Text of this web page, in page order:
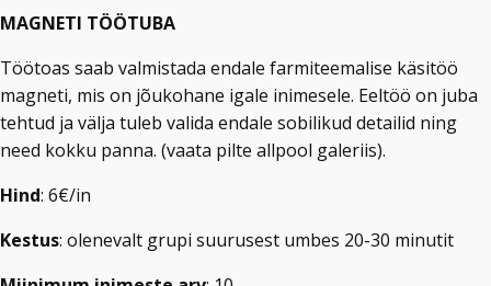
MAGNETI TÖÖTUBA
Töötoas saab valmistada endale farmiteemalise käsitöö
magneti, mis on jõukohane igale inimesele. Eeltöö on juba
tehtud ja välja tuleb valida endale sobilikud detailid ning
need kokku panna. (vaata pilte allpool galeriis).
Hind: 6€/in
Kestus: olenevalt grupi suurusest umbes 20-30 minutit